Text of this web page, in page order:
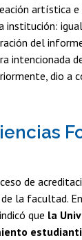
artística
del
dio
de
la facultad.
que la